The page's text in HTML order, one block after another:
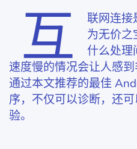
互
联网连
为无价之
什么处理
速度慢的情况会让人感到
通过本文推荐的最佳
序，不仅可以诊断，还
验。